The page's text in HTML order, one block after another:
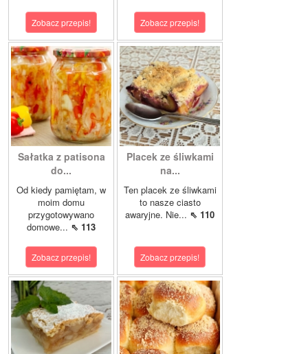
Zobacz przepis! Zobacz przepis!
Sałatka z patisona
do...
Od kiedy pamiętam, w
moim domu
przygotowywano
domowe... ⇖ 113
Zobacz przepis!
Placek ze śliwkami
na...
Ten placek ze śliwkami
to nasze ciasto
awaryjne. Nie... ⇖ 110
Zobacz przepis!